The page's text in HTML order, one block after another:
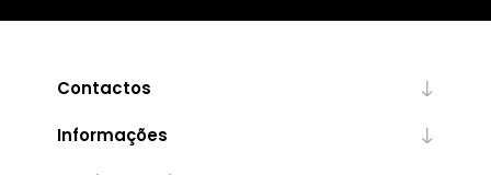
Contactos
Informações